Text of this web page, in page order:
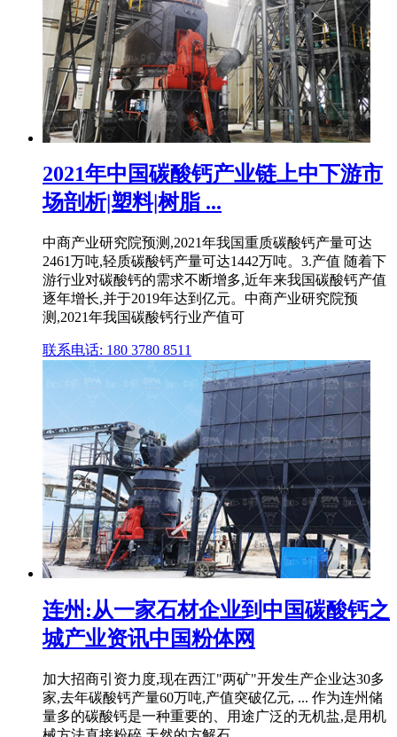
2021年中国碳酸钙产业链上中下游市
场剖析|塑料|树脂 ...
中商产业研究院预测,2021年我国重质碳酸钙产量可达
2461万吨,轻质碳酸钙产量可达1442万吨。3.产值 随着下
游行业对碳酸钙的需求不断增多,近年来我国碳酸钙产值
逐年增长,并于2019年达到亿元。中商产业研究院预
测,2021年我国碳酸钙行业产值可
联系电话: 180 3780 8511
连州:从一家石材企业到中国碳酸钙之
城产业资讯中国粉体网
加大招商引资力度,现在西江"两矿"开发生产企业达30多
家,去年碳酸钙产量60万吨,产值突破亿元, ... 作为连州储
量多的碳酸钙是一种重要的、用途广泛的无机盐,是用机